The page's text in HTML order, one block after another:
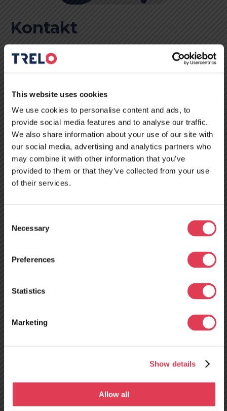
This website uses cookies
We use cookies to personalise content and ads, to
provide social media features and to analyse our traffic.
We also share information about your use of our site with
our social media, advertising and analytics partners who
may combine it with other information that you’ve
provided to them or that they’ve collected from your use
of their services.
Selection
Necessary
Preferences
Statistics
Marketing
Show details
Allow all
Kontakt
Werkstätten von TRELO in Belgien, Deutschland, Frankreich
und Litauen.
KONTAKT
15 Jahre Erfahrung
Servicezentrum in
Tours, Frankreich –
ab dem 10. August